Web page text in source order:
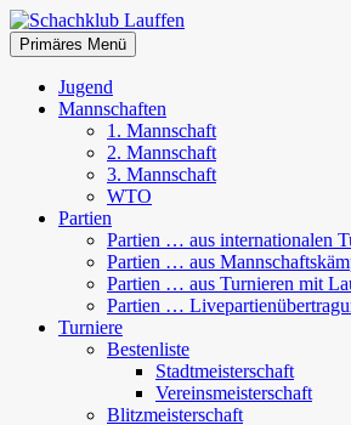
Zum
Inhalt
springen
Schachklub Lauffen
Suchen
Primäres Menü
Jugend
Mannschaften
1. Mannschaft
2. Mannschaft
3. Mannschaft
WTO
Partien
Partien … aus internationalen
Partien … aus
Partien … aus Turnieren mit
Partien …
Turniere
Bestenliste
Stadtmeisterschaft
Vereinsmeisterschaft
Blitzmeisterschaft